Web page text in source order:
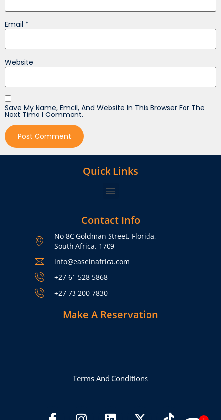
Email *
Website
Save My Name, Email, And Website In This Browser For The
Next Time I Comment.
Quick Links
Contact Info
No 8C Goldman Street, Florida,
South Africa.​ 1709
info@easeinafrica.com
+27 61 528 5868
+27 73 200 7830
Make A Reservation
Terms And Conditions